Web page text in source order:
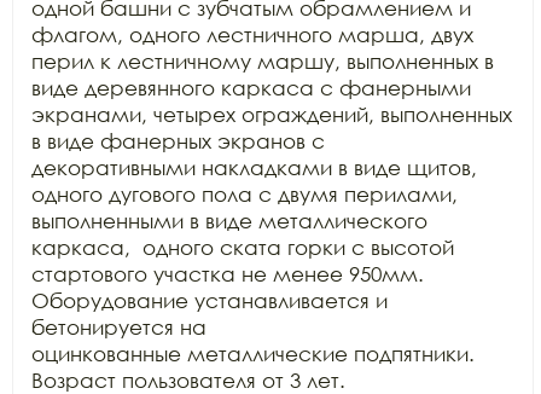
одной башни с зубчатым обрамлением и
флагом, одного лестничного марша, двух
перил к лестничному маршу, выполненных в
виде деревянного каркаса с фанерными
экранами, четырех ограждений, выполненных
в виде фанерных экранов с
декоративными накладками в виде щитов,
одного дугового пола с двумя перилами,
выполненными в виде металлического
каркаса,  одного ската горки с высотой
стартового участка не менее 950мм.
Оборудование устанавливается и
бетонируется на
оцинкованные металлические подпятники.
Возраст пользователя от 3 лет.